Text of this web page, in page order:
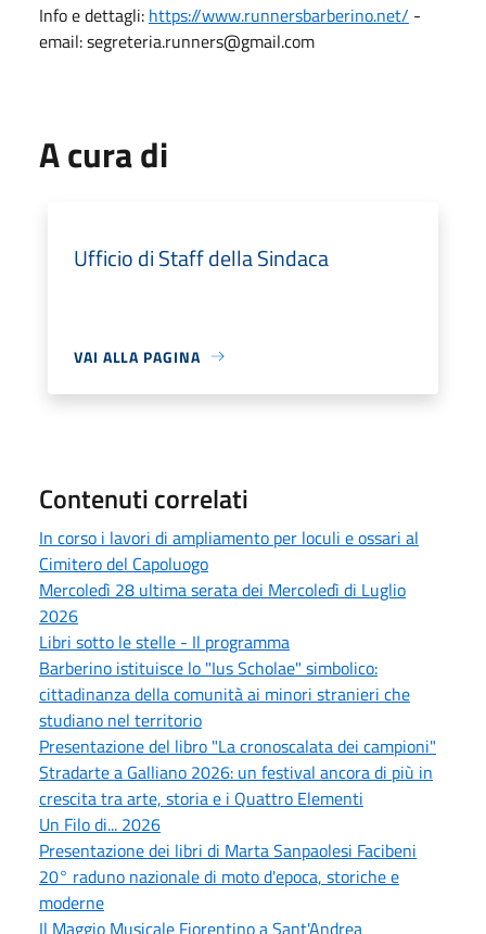
Info e dettagli: https://www.runnersbarberino.net/ -
email: segreteria.runners@gmail.com
A cura di
Ufficio di Staff della Sindaca
VAI ALLA PAGINA
Contenuti correlati
In corso i lavori di ampliamento per loculi e ossari al
Cimitero del Capoluogo
Mercoledì 28 ultima serata dei Mercoledì di Luglio
2026
Libri sotto le stelle - Il programma
Barberino istituisce lo "Ius Scholae" simbolico:
cittadinanza della comunità ai minori stranieri che
studiano nel territorio
Presentazione del libro "La cronoscalata dei campioni"
Stradarte a Galliano 2026: un festival ancora di più in
crescita tra arte, storia e i Quattro Elementi
Un Filo di... 2026
Presentazione dei libri di Marta Sanpaolesi Facibeni
20° raduno nazionale di moto d'epoca, storiche e
moderne
Il Maggio Musicale Fiorentino a Sant'Andrea